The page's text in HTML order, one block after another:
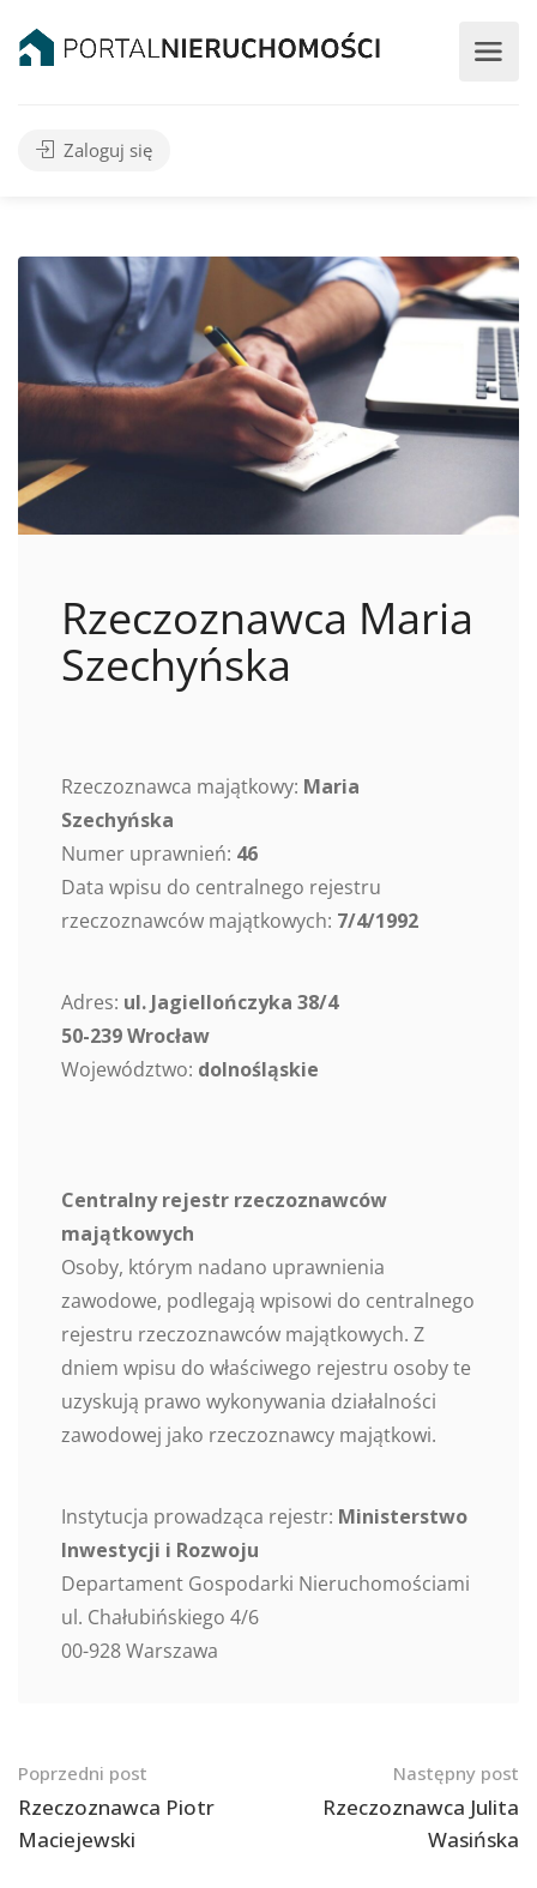
Zaloguj się
Rzeczoznawca Maria
Szechyńska
Rzeczoznawca majątkowy: Maria
Szechyńska
Numer uprawnień: 46
Data wpisu do centralnego rejestru
rzeczoznawców majątkowych: 7/4/1992
Adres: ul. Jagiellończyka 38/4
50-239 Wrocław
Województwo: dolnośląskie
Centralny rejestr rzeczoznawców
majątkowych
Osoby, którym nadano uprawnienia
zawodowe, podlegają wpisowi do centralnego
rejestru rzeczoznawców majątkowych. Z
dniem wpisu do właściwego rejestru osoby te
uzyskują prawo wykonywania działalności
zawodowej jako rzeczoznawcy majątkowi.
Instytucja prowadząca rejestr: Ministerstwo
Inwestycji i Rozwoju
Departament Gospodarki Nieruchomościami
ul. Chałubińskiego 4/6
00-928 Warszawa
Nawigacja
po
postach
Poprzedni post
Rzeczoznawca Piotr
Maciejewski
Następny post
Rzeczoznawca Julita
Wasińska